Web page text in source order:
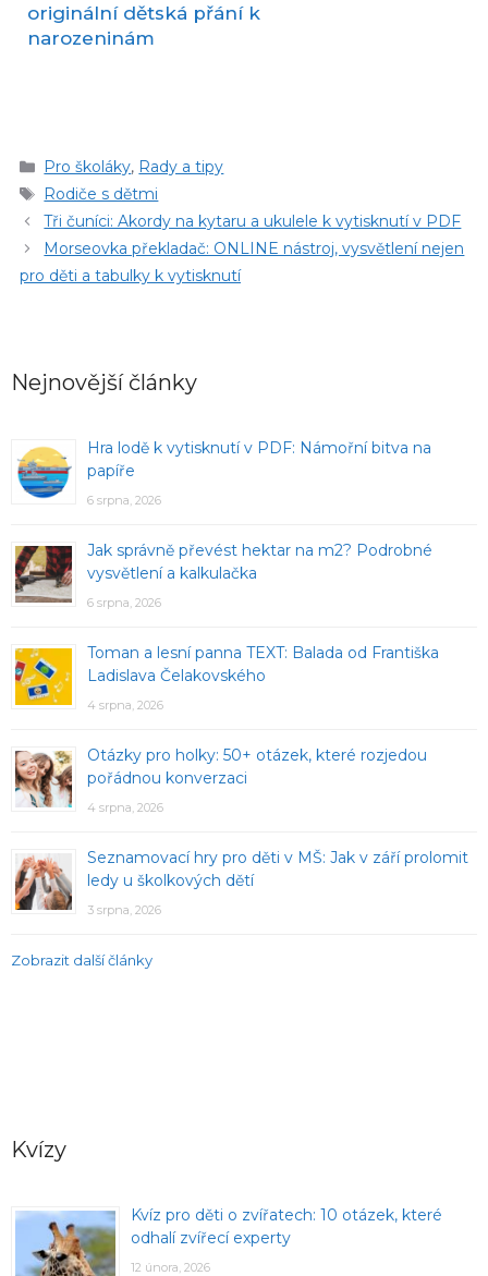
originální dětská přání k
narozeninám
Rubriky
Pro školáky, Rady a tipy
Štítky
Rodiče s dětmi
Tři čuníci: Akordy na kytaru a ukulele k vytisknutí v PDF
Morseovka překladač: ONLINE nástroj, vysvětlení nejen
pro děti a tabulky k vytisknutí
Nejnovější články
Hra lodě k vytisknutí v PDF: Námořní bitva na
papíře
6 srpna, 2026
Jak správně převést hektar na m2? Podrobné
vysvětlení a kalkulačka
6 srpna, 2026
Toman a lesní panna TEXT: Balada od Františka
Ladislava Čelakovského
4 srpna, 2026
Otázky pro holky: 50+ otázek, které rozjedou
pořádnou konverzaci
4 srpna, 2026
Seznamovací hry pro děti v MŠ: Jak v září prolomit
ledy u školkových dětí
3 srpna, 2026
Zobrazit další články
Kvízy
Kvíz pro děti o zvířatech: 10 otázek, které
odhalí zvířecí experty
12 února, 2026